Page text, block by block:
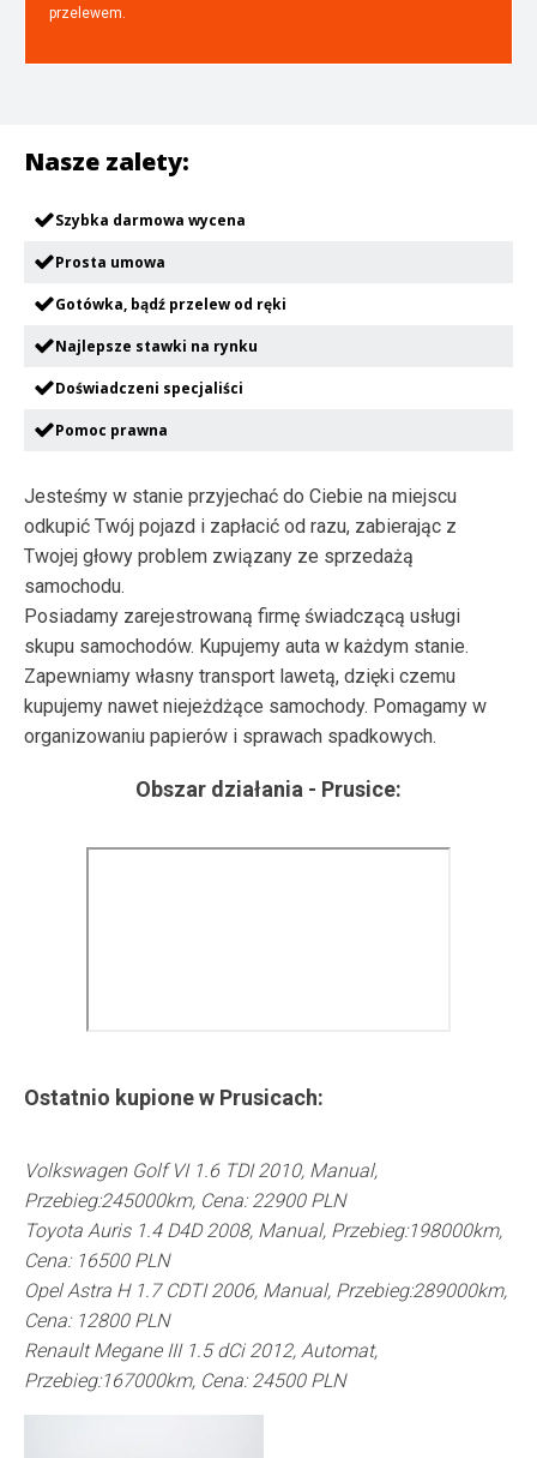
przelewem.
Nasze zalety:
Szybka darmowa wycena
Prosta umowa
Gotówka, bądź przelew od ręki
Najlepsze stawki na rynku
Doświadczeni specjaliści
Pomoc prawna
Jesteśmy w stanie przyjechać do Ciebie na miejscu
odkupić Twój pojazd i zapłacić od razu, zabierając z
Twojej głowy problem związany ze sprzedażą
samochodu.
Posiadamy zarejestrowaną firmę świadczącą usługi
skupu samochodów. Kupujemy auta w każdym stanie.
Zapewniamy własny transport lawetą, dzięki czemu
kupujemy nawet niejeżdżące samochody. Pomagamy w
organizowaniu papierów i sprawach spadkowych.
Obszar działania - Prusice:
Ostatnio kupione w Prusicach:
Volkswagen Golf VI 1.6 TDI 2010, Manual,
Przebieg:245000km, Cena: 22900 PLN
Toyota Auris 1.4 D4D 2008, Manual, Przebieg:198000km,
Cena: 16500 PLN
Opel Astra H 1.7 CDTI 2006, Manual, Przebieg:289000km,
Cena: 12800 PLN
Renault Megane III 1.5 dCi 2012, Automat,
Przebieg:167000km, Cena: 24500 PLN